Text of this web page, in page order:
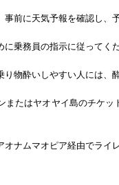
前に天気予報を確認し、
乗務員の指示に従ってくだ
物酔いしやすい人には、
たはヤオヤイ島のチケ
ナムマオピア経由でラ